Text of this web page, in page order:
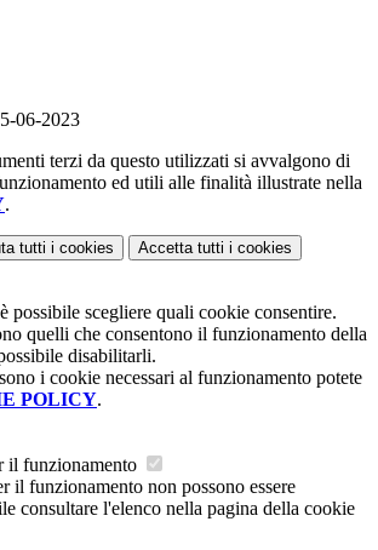
06-2023
terzi da questo utilizzati si avvalgono di
ed utili alle finalità illustrate nella
.
tutti i cookies Accetta tutti i cookies
possibile scegliere quali cookie consentire.
quelli che consentono il funzionamento della
disabilitarli.
i cookie necessari al funzionamento potete
POLICY.
il funzionamento
il funzionamento non possono essere
consultare l'elenco nella pagina della cookie